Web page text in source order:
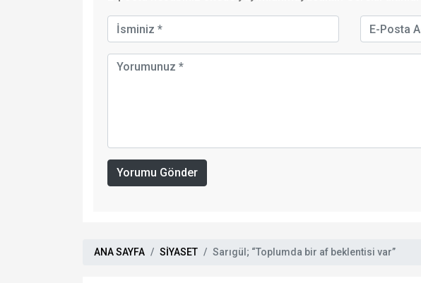
Yorumu Gönder
ANA SAYFA SİYASET Sarıgül; “Toplumda bir af beklentisi var”